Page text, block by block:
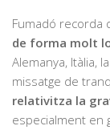
Fumadó recorda
de forma molt
Alemanya, Itàlia,
missatge de
relativitza la
especialment en